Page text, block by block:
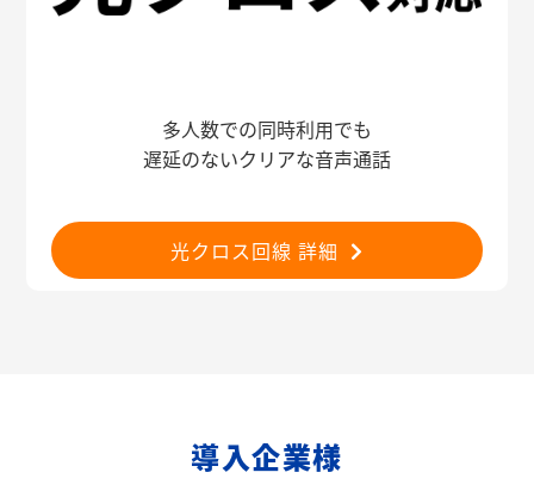
多人数での同時利用でも
遅延のないクリアな音声通話
光クロス回線 詳細
導入企業様